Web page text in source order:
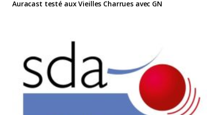
Auracast testé aux Vieilles Charrues avec GN